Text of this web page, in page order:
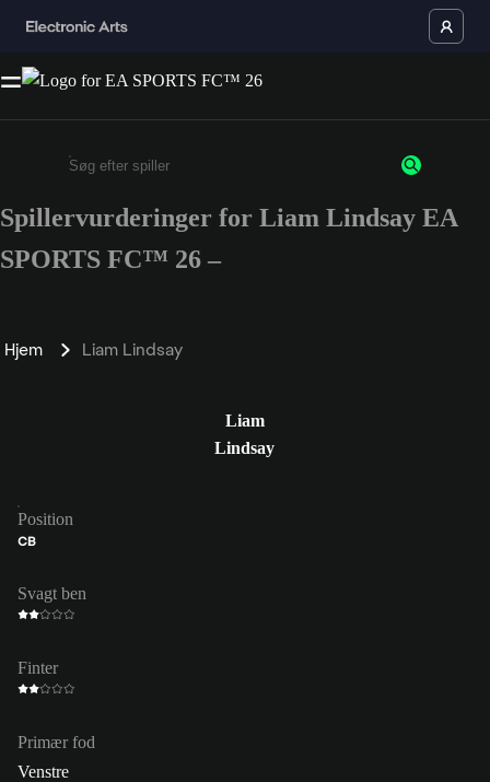
Enter a minimum of 3 characters or numbers
Spillervurderinger for Liam Lindsay EA
SPORTS FC™ 26 –
Hjem Liam Lindsay
Liam
Lindsay
Position
CB
Svagt ben
Finter
Primær fod
Venstre